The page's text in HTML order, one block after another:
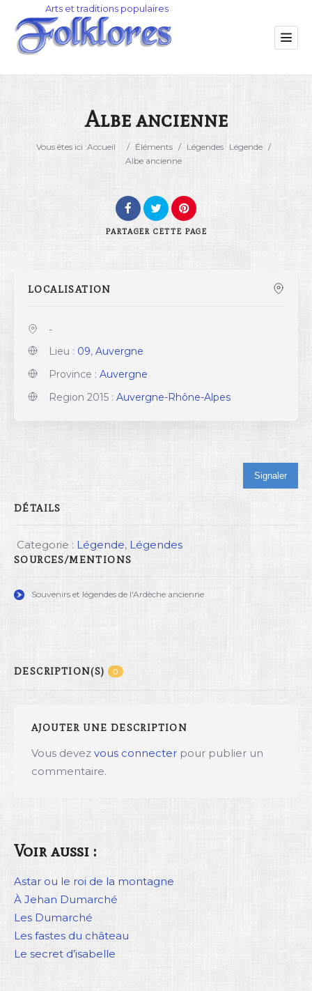
Catégorie
Albe ancienne
Vous êtes ici :Accueil / Éléments / Légendes Légende /
Albe ancienne
PARTAGER CETTE PAGE
LOCALISATION
-
Lieu : 09, Auvergne
Province : Auvergne
Region 2015 : Auvergne-Rhône-Alpes
Signaler
DÉTAILS
Categorie : Légende, Légendes
SOURCES/MENTIONS
Souvenirs et légendes de l'Ardèche ancienne
DESCRIPTION(S) 0
AJOUTER UNE DESCRIPTION
Vous devez vous connecter pour publier un
commentaire.
Voir aussi :
Astar ou le roi de la montagne
À Jehan Dumarché
Les Dumarché
Les fastes du château
Le secret d’isabelle